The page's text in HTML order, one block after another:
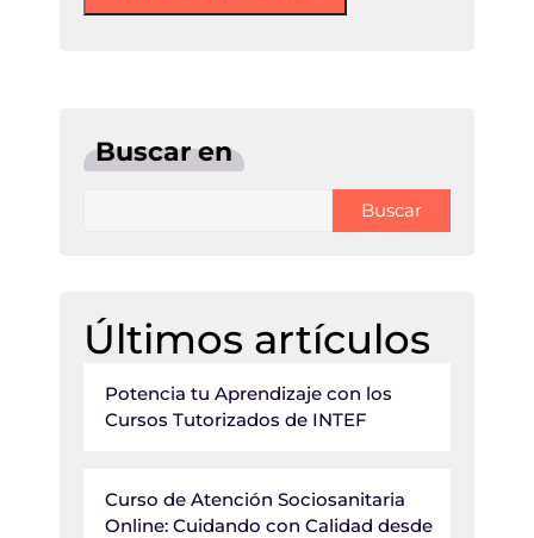
Buscar en
Buscar
Últimos artículos
Potencia tu Aprendizaje con los
Cursos Tutorizados de INTEF
Curso de Atención Sociosanitaria
Online: Cuidando con Calidad desde